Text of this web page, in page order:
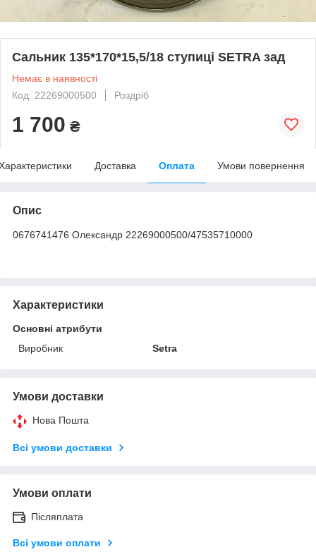
Сальник 135*170*15,5/18 ступиці SETRA зад
Немає в наявності
Код: 22269000500
Роздріб
1 700 ₴
Доставка Оплата Умови повернення
Опис
0676741476 Олександр 22269000500/47535710000
Характеристики
Основні атрибути
Виробник
Setra
Умови доставки
Нова Пошта
Всі умови доставки
Умови оплати
Післяплата
Всі умови оплати